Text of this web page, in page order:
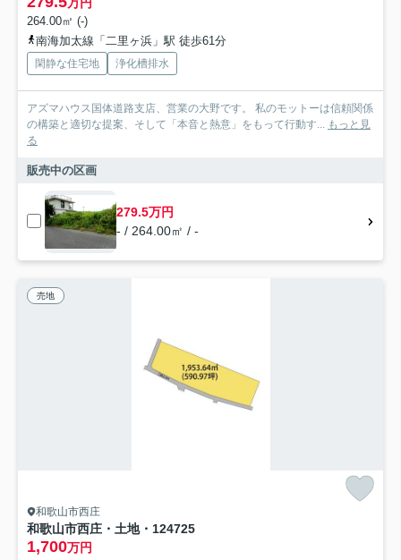
264.00㎡ (-)
南海加太線「二里ヶ浜」駅 徒歩61分
閑静な住宅地 浄化槽排水
アズマハウス国体道路支店、営業の大野です。 私のモットーは信頼関係
の構築と適切な提案、そして「本音と熱意」をもって行動す... もっと見
る
販売中の区画
279.5万円
- / 264.00㎡ / -
売地
和歌山市西庄
和歌山市西庄・土地・124725
1,700万円